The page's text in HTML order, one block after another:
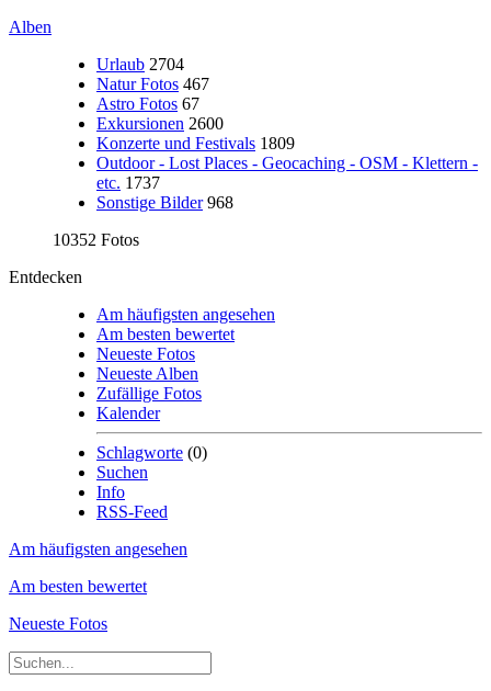
Alben
Urlaub 2704
Natur Fotos 467
Astro Fotos 67
Exkursionen 2600
Konzerte und Festivals 1809
Outdoor - Lost Places - Geocaching - OSM - Klettern -
etc. 1737
Sonstige Bilder 968
10352 Fotos
Entdecken
Am häufigsten angesehen
Am besten bewertet
Neueste Fotos
Neueste Alben
Zufällige Fotos
Kalender
Schlagworte (0)
Suchen
Info
RSS-Feed
Am häufigsten angesehen
Am besten bewertet
Neueste Fotos